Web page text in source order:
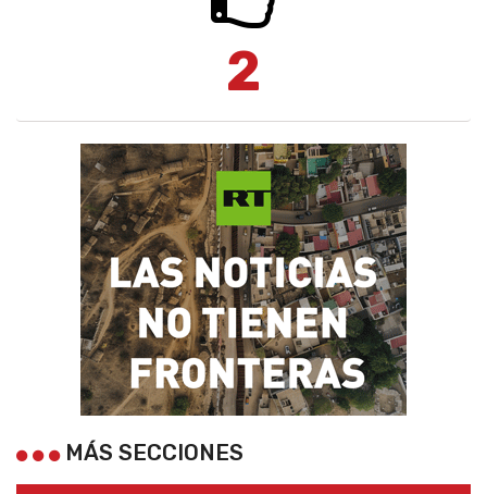
2
MÁS SECCIONES